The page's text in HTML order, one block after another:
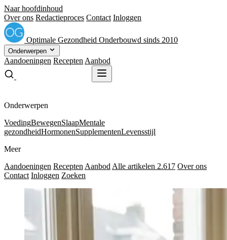
Naar hoofdinhoud
Over ons Redactieproces Contact Inloggen
Optimale Gezondheid Onderbouwd sinds 2010
Onderwerpen
Aandoeningen Recepten Aanbod
Onderwerpen
VoedingBewegenSlaapMentale
gezondheidHormonenSupplementenLevensstijl
Meer
Aandoeningen Recepten Aanbod Alle artikelen 2.617 Over ons
Contact Inloggen Zoeken